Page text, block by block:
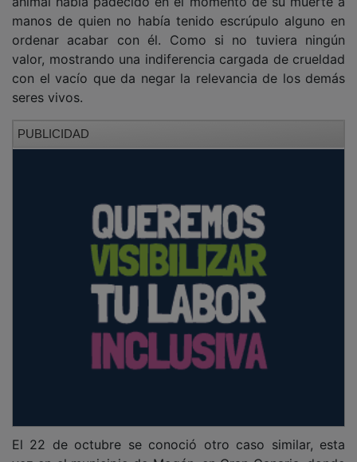
manos de quien no había tenido escrúpulo alguno en
ordenar acabar con él. Como si no tuviera ningún
valor, mostrando una indiferencia cargada de crueldad
con el vacío que da negar la relevancia de los demás
seres vivos.
vez en el municipio de Mogán, en Gran Canaria, donde